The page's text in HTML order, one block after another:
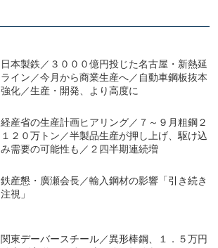
日本製鉄／３０００億円投じた名古屋・新熱延
ライン／今月から商業生産へ／自動車鋼板抜本
強化／生産・開発、より高度に
経産省の生産計画ヒアリング／７～９月粗鋼２
１２０万トン／半製品生産が押し上げ、駆け込
み需要の可能性も／２四半期連続増
鉄産懇・廣瀬会長／輸入鋼材の影響「引き続き
注視」
関東デーバースチール／異形棒鋼、１．５万円